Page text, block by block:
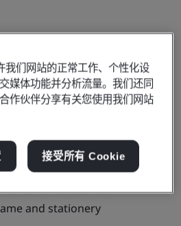
Ltd.
of semiconductor lead
Manufacture of
and stationery
我们网站的正常工作、个性化设
媒体功能并分析流量。我们还同
作伙伴分享有关您使用我们网站
接受所有 Cookie